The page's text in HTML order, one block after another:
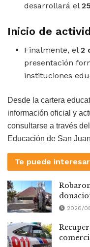
desarrollará el
Inicio de
Finalmente, el2
presentación
instituciones
Desde la cartera
información oficial y
consultarse a través
Educación de San
Te puede
2026/